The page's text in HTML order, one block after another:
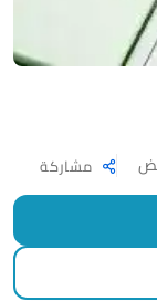
مشاركة